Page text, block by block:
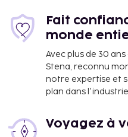
Fait
monde
Avec plus de 30
Stena, reconnu
notre expertise et
plan dans
Voyagez à